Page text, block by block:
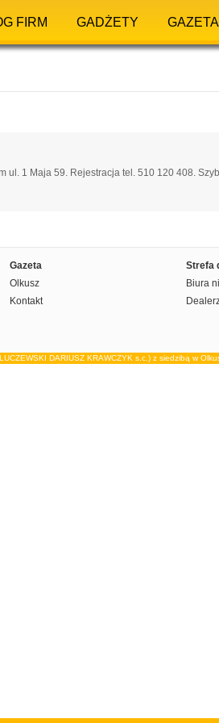
FIRM GADŻETY GAZETA
ul. 1 Maja 59. Rejestracja tel. 510 120 408.
Gazeta
Olkusz
Kontakt
Strefa
Biura
DARIUSZ KRAWCZYK s.c.) z siedzibą w